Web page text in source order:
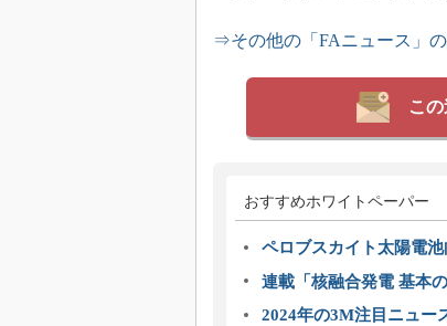
⇒その他の「FAニュース」
こ
おすすめホワイトペーパー
ペロブスカイト太陽電
連載「核融合発電 基本
2024年の3M注目ニュ